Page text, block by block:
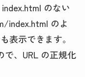
のない
index.html のよ
表示できます。
で、URL の正規化